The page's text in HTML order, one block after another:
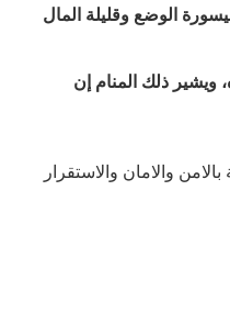
الوضع وقليلة المال
ويشير ذلك المنام إن
والامان والاستقرار